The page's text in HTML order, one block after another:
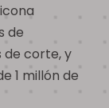
de
de corte, y
1 millón de